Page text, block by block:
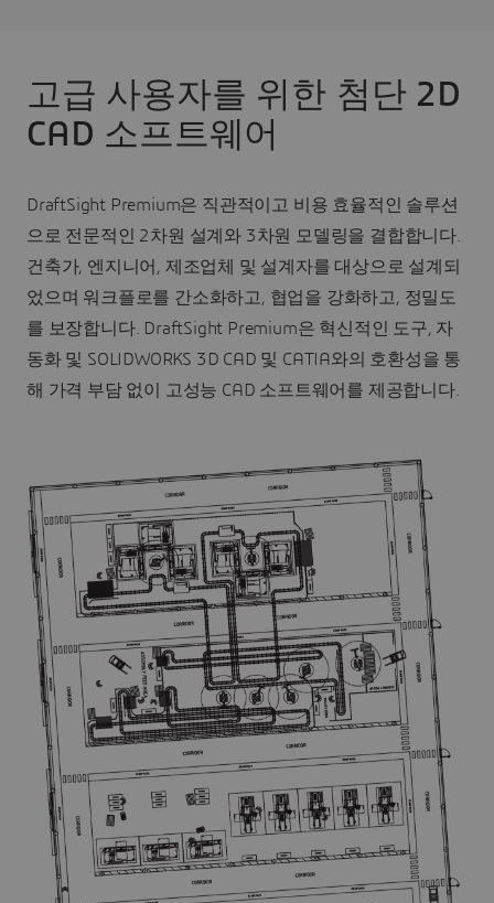
고급 사용자를 위한 첨단 2D
CAD 소프트웨어
DraftSight Premium은 직관적이고 비용 효율적인 솔루션
으로 전문적인 2차원 설계와 3차원 모델링을 결합합니다.
건축가, 엔지니어, 제조업체 및 설계자를 대상으로 설계되
었으며 워크플로를 간소화하고, 협업을 강화하고, 정밀도
를 보장합니다. DraftSight Premium은 혁신적인 도구, 자
동화 및 SOLIDWORKS 3D CAD 및 CATIA와의 호환성을 통
해 가격 부담 없이 고성능 CAD 소프트웨어를 제공합니다.